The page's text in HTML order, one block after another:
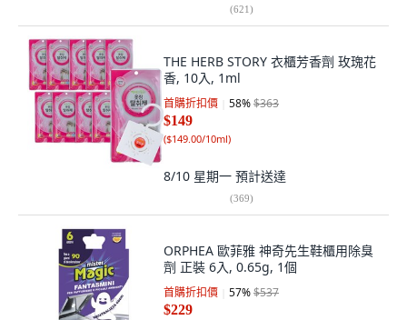
(621)
THE HERB STORY 衣櫃芳香劑 玫瑰花
香, 10入, 1ml
首購折扣價 58%$363
$149
($149.00/10ml)
8/10 星期一 預計送達
(369)
ORPHEA 歐菲雅 神奇先生鞋櫃用除臭
劑 正裝 6入, 0.65g, 1個
首購折扣價 57%$537
$229